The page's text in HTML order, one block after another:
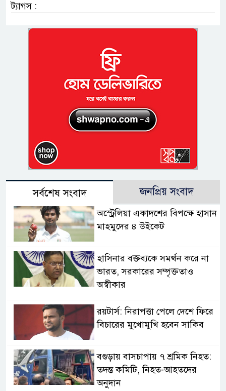
ট্যাগস :
সর্বশেষ সংবাদ জনপ্রিয় সংবাদ
অস্ট্রেলিয়া একাদশের বিপক্ষে হাসান
মাহমুদের ৪ উইকেট
হাসিনার বক্তব্যকে সমর্থন করে না
ভারত, সরকারের সম্পৃক্ততাও
অস্বীকার
রয়টার্স: নিরাপত্তা পেলে দেশে ফিরে
বিচারের মুখোমুখি হবেন সাকিব
বগুড়ায় বাসচাপায় ৭ শ্রমিক নিহত:
তদন্ত কমিটি, নিহত-আহতদের
অনুদান